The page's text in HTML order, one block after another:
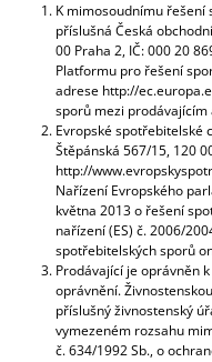
K mimosoudnímu řešení
příslušná Česká
00 Praha 2, IČ: 000 20
Platformu pro řešení
adrese http://
sporů mezi prodávajícím
Evropské spotřebitelské
Štěpánská 567/15, 120
http://
Nařízení Evropského
května 2013 o řešení
nařízení (ES) č. 2006/
spotřebitelských sporů
Prodávající je oprávněn
oprávnění.
příslušný živnostenský
vymezeném rozsahu
č. 634/1992 Sb., o